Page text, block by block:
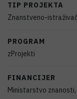
TIP PROJEKTA
Znanstveno-
PROGRAM
zProjekti
FINANCIJER
Ministarstvo